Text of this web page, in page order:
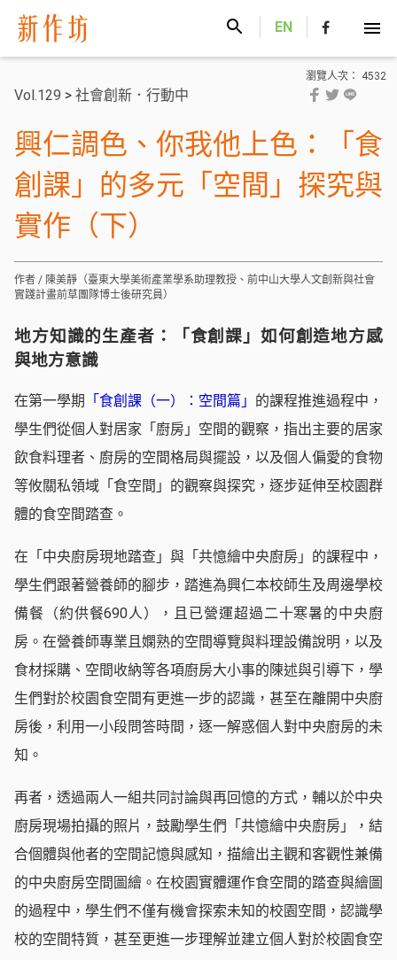
EN
瀏覽人次： 4532
Vol.129 > 社會創新．行動中
興仁調色、你我他上色：「食
創課」的多元「空間」探究與
實作（下）
作者 / 陳美靜（臺東大學美術產業學系助理教授、前中山大學人文創新與社會
實踐計畫前草團隊博士後研究員）
地方知識的生產者：「食創課」如何創造地方感
與地方意識
在第一學期 「食創課（一）：空間篇」 的課程推進過程中，
學生們從個人對居家「廚房」空間的觀察，指出主要的居家
飲食料理者、廚房的空間格局與擺設，以及個人偏愛的食物
等攸關私領域「食空間」的觀察與探究，逐步延伸至校園群
體的食空間踏查。
在「中央廚房現地踏查」與「共憶繪中央廚房」的課程中，
學生們跟著營養師的腳步，踏進為興仁本校師生及周邊學校
備餐（約供餐690人），且已營運超過二十寒暑的中央廚
房。在營養師專業且嫻熟的空間導覽與料理設備說明，以及
食材採購、空間收納等各項廚房大小事的陳述與引導下，學
生們對於校園食空間有更進一步的認識，甚至在離開中央廚
房後，利用一小段問答時間，逐一解惑個人對中央廚房的未
知。
再者，透過兩人一組共同討論與再回憶的方式，輔以於中央
廚房現場拍攝的照片，鼓勵學生們「共憶繪中央廚房」，結
合個體與他者的空間記憶與感知，描繪出主觀和客觀性兼備
的中央廚房空間圖繪。在校園實體運作食空間的踏查與繪圖
的過程中，學生們不僅有機會探索未知的校園空間，認識學
校的空間特質，甚至更進一步理解並建立個人對於校園食空